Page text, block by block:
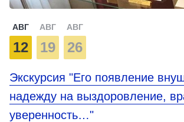
АВГ
12
АВГ
19
АВГ
26
Экскурсия "Его появление
надежду на выздоровление,
уверенность…"